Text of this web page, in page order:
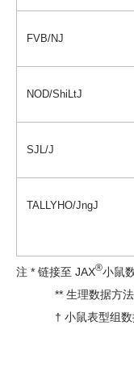
FVB/NJ
NOD/ShiLtJ
SJL/J
TALLYHO/JngJ
注 * 链接至 JAX®小鼠
** 生理数据方法
† 小鼠表型组数